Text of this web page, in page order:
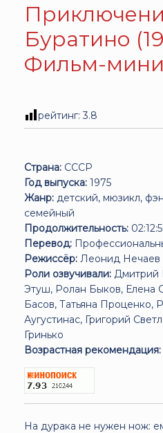
Буратино
Фильм-
рейтинг:3.8
Страна: СССР
Год выпуска: 1975
Жанр: детский, мюзикл,
семейный
Продолжительность:
Перевод:
Режиссёр: Леонид Нечаев
Роли озвучивали: Дмитрий
Этуш, Ролан Быков, Елена
Басов, Татьяна Проценко,
Аугустинас, Григорий
Гринько
Возрастная рекомендация:
На дурака не нужен нож: